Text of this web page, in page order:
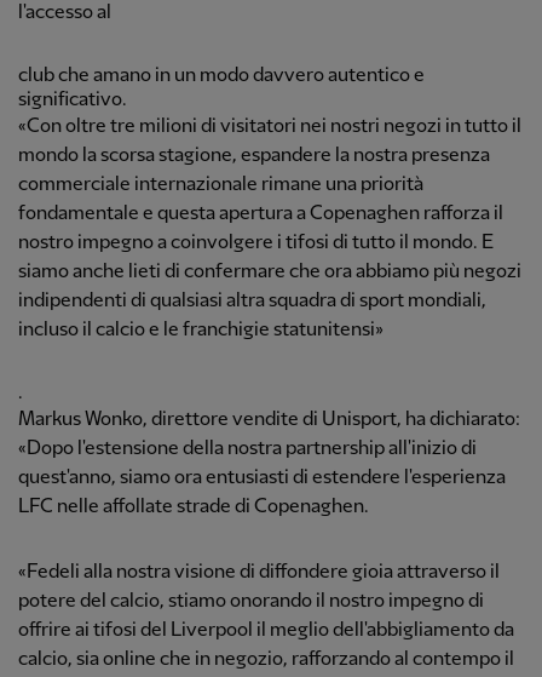
l'accesso al
club che amano in un modo davvero autentico e
significativo.
«Con oltre tre milioni di visitatori nei nostri negozi in tutto il
mondo la scorsa stagione, espandere la nostra presenza
commerciale internazionale rimane una priorità
fondamentale e questa apertura a Copenaghen rafforza il
nostro impegno a coinvolgere i tifosi di tutto il mondo. E
siamo anche lieti di confermare che ora abbiamo più negozi
indipendenti di qualsiasi altra squadra di sport mondiali,
incluso il calcio e le franchigie statunitensi»
.
Markus Wonko, direttore vendite di Unisport, ha dichiarato:
«Dopo l'estensione della nostra partnership all'inizio di
quest'anno, siamo ora entusiasti di estendere l'esperienza
LFC nelle affollate strade di Copenaghen.
«Fedeli alla nostra visione di diffondere gioia attraverso il
potere del calcio, stiamo onorando il nostro impegno di
offrire ai tifosi del Liverpool il meglio dell'abbigliamento da
calcio, sia online che in negozio, rafforzando al contempo il